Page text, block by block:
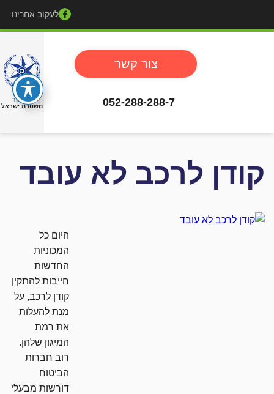
לעקוב אחרינו:
באישור
משטרת ישראל
צור קשר
052-288-288-7
קודן לרכב לא עובד
היום כל
המכוניות
החדשות
חייבות להתקין
קודן לרכב, על
מנת להעלות
את רמת
המיגון שלהן.
רוב חברות
הביטוח
דורשות מבעלי